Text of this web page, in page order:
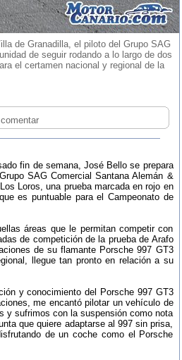
de Granadilla, el piloto del Grupo SAG
de seguir rodando a lo largo de dos
el certamen nacional y regional de la
fin de semana, José Bello se prepara
SAG Comercial Santana Alemán &
Loros, una prueba marcada en rojo en
es puntuable para el Campeonato de
áreas que le permitan competir con
de competición de la prueba de Arafo
de su flamante Porsche 997 GT3
llegue tan pronto en relación a su
y conocimiento del Porsche 997 GT3
me encantó pilotar un vehículo de
y sufrimos con la suspensión como nota
que quiere adaptarse al 997 sin prisa,
de un coche como el Porsche